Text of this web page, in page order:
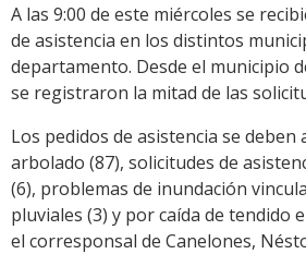
A las 9:00 de este miércoles se
de asistencia en los distintos
departamento. Desde el municipio
se registraron la mitad de las
Los pedidos de asistencia se deben
arbolado (87), solicitudes de
(6), problemas de inundación
pluviales (3) y por caída de tendido
el corresponsal de Canelones,